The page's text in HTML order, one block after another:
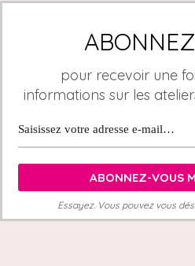
pour recevoir une
informations sur les
Essayez. Vous pouvez vous